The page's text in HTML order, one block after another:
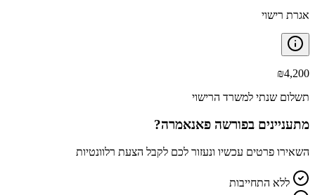
אגרת רישוי
₪4,200
תשלום שנתי למשרד הרישוי
מתעניינים בפורשה פאנאמרה?
השאירו פרטים עכשיו ונעזור לכם לקבל הצעת רלוונטיות
ללא התחייבות